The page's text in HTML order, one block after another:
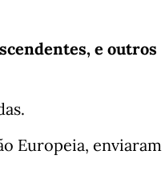
e outros
Europeia, enviaram